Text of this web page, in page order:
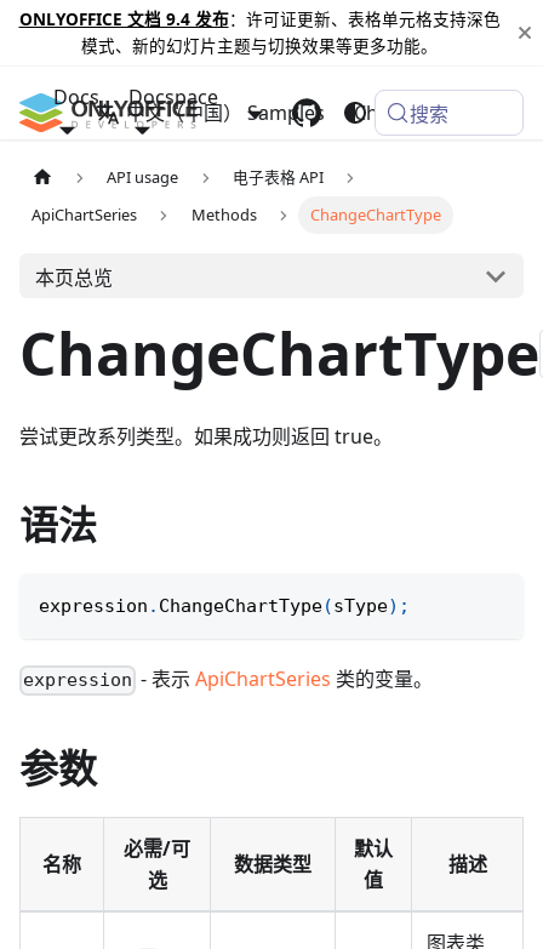
ONLYOFFICE 文档 9.4 发布：许可证更新、表格单元格支持深色
模式、新的幻灯片主题与切换效果等更多功能。
Docs Docspace
Samples Changelog
中文（中国） 搜索
API usage
电子表格 API
ApiChartSeries
Methods ChangeChartType
本页总览
ChangeChartType
尝试更改系列类型。如果成功则返回 true。
语法
expression . ChangeChartType(sType) ;
expression - 表示ApiChartSeries 类的变量。
参数
名称
必需/可
选
数据类型
默认
值
描述
图表类